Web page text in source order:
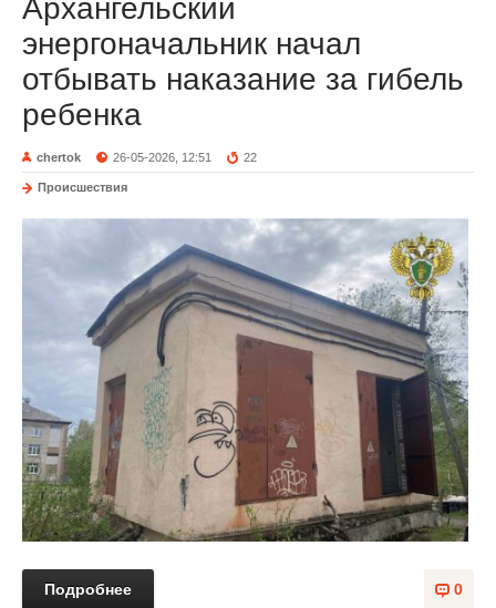
Архангельский
энергоначальник начал
отбывать наказание за гибель
ребенка
chertok 26-05-2026, 12:51 22
Происшествия
0
Подробнее